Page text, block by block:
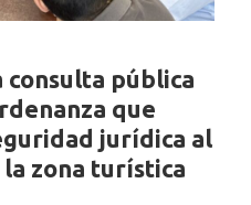
consulta pública
que
jurídica al
zona turística